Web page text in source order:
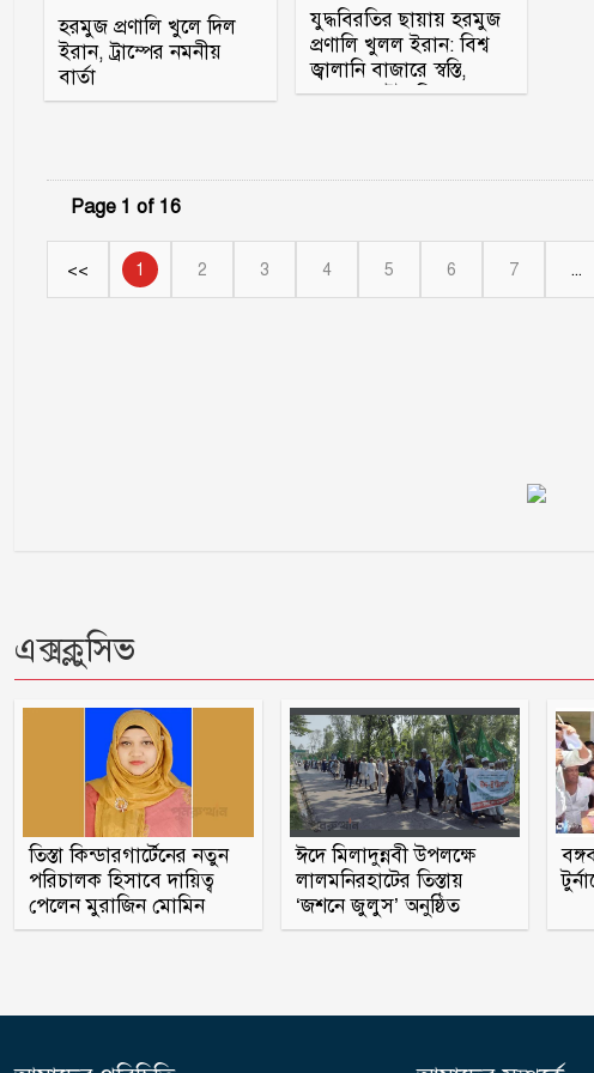
হরমুজ প্রণালি খুলে দিল
ইরান, ট্রাম্পের নমনীয়
বার্তা
যুদ্ধবিরতির ছায়ায় হরমুজ
প্রণালি খুলল ইরান: বিশ্ব
জ্বালানি বাজারে স্বস্তি,
নেপথ্যে কূটনৈতিক ব
Page 1 of 16
<< 1 2 3 4 5 6 7 ...
এক্সক্লুসিভ
তিস্তা কিন্ডারগার্টেনের নতুন
পরিচালক হিসাবে দায়িত্ব
পেলেন মুরাজিন মোমিন
ঈদে মিলাদুন্নবী উপলক্ষে
লালমনিরহাটের তিস্তায়
‘জশনে জুলুস’ অনুষ্ঠিত